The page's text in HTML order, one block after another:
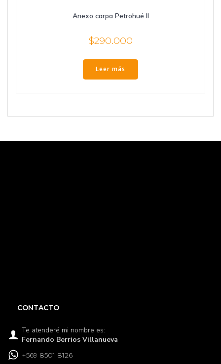
Anexo carpa Petrohué II
$290.000
Leer más
CONTACTO
Te atenderé mi nombre es:
Fernando Berrios Villanueva
+569 8501 8126